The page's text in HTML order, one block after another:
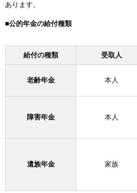
あります。
■公的年金の給付種類
給付の種類 受取人
老齢年金 本人
障害年金 本人
遺族年金 家族